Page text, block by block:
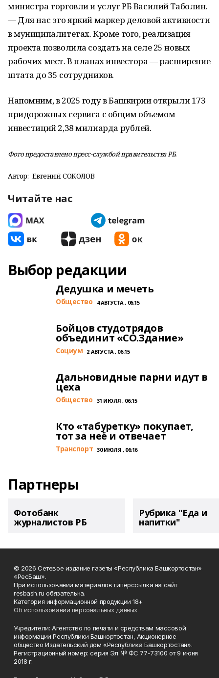
министра торговли и услуг РБ Василий Таболин.
— Для нас это яркий маркер деловой активности
в муниципалитетах. Кроме того, реализация
проекта позволила создать на селе 25 новых
рабочих мест. В планах инвестора — расширение
штата до 35 сотрудников.
Напомним, в 2025 году в Башкирии открыли 173
придорожных сервиса с общим объемом
инвестиций 2,38 милиарда рублей.
Фото предоставлено пресс-службой правительства РБ.
Автор: Евгений СОКОЛОВ
Читайте нас
Выбор редакции
Дедушка и мечеть
Общество 4 АВГУСТА , 06:15
Бойцов студотрядов
объединит «СО.Здание»
Cоциум 2 АВГУСТА , 06:15
Дальновидные парни идут в
цеха
Общество 31 ИЮЛЯ , 06:15
Кто «табуретку» покупает,
тот за неё и отвечает
Транспорт 30 ИЮЛЯ , 06:16
Партнеры
Фотобанк
журналистов РБ
Рубрика "Еда и
напитки"
© 2026 Сетевое издание газеты «Республика Башкортостан»
«РесБаш».
При использовании материалов гиперссылка на сайт
resbash.ru обязательна.
Категория информационной продукции 18+
Об использовании персональных данных
Учредители: Агентство по печати и средствам массовой
информации Республики Башкортостан, Акционерное
общество Издательский дом «Республика Башкортостан».
Регистрационный номер: серия Эл № ФС 77-73100 от 9 июня
2018 г.